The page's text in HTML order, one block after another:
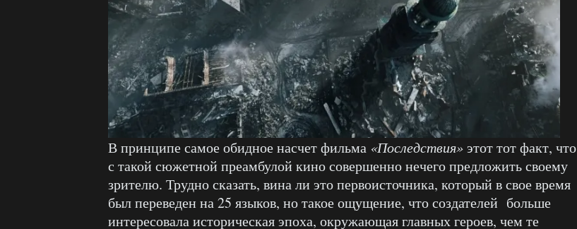
В принципе самое обидное насчет фильма «Последствия»этот тот факт, что
с такой сюжетной преамбулой кино совершенно нечего предложить своему
зрителю. Трудно сказать, вина ли это первоисточника, который в свое время
был переведен на 25 языков, но такое ощущение, что создателей больше
интересовала историческая эпоха, окружающая главных героев, чем те